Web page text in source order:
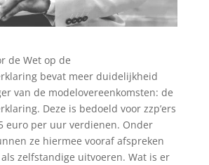
de Wet op de
bevat meer duidelijkheid
van de modelovereenkomsten: de
Deze is bedoeld voor zzp’ers
euro per uur verdienen. Onder
ze hiermee vooraf afspreken
zelfstandige uitvoeren. Wat is er